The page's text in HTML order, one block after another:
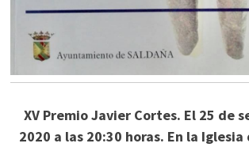
XV Premio Javier Cortes. El 25 de
2020 a las 20:30 horas. En la Iglesia